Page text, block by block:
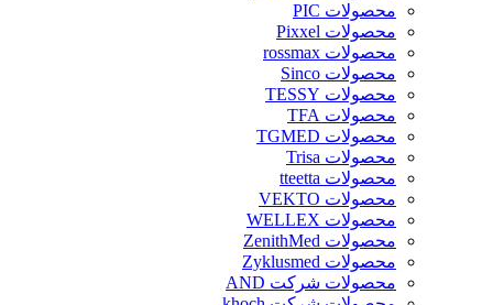
محصولات PIC
محصولات Pixxel
محصولات rossmax
محصولات Sinco
محصولات TESSY
محصولات TFA
محصولات TGMED
محصولات Trisa
محصولات tteetta
محصولات VEKTO
محصولات WELLEX
محصولات ZenithMed
محصولات Zyklusmed
محصولات شرکت AND